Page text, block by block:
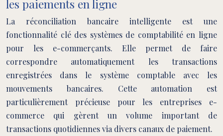
les paiements en ligne
La réconciliation bancaire intelligente est une
fonctionnalité clé des systèmes de comptabilité en ligne
pour les e-commerçants. Elle permet de faire
correspondre automatiquement les transactions
enregistrées dans le système comptable avec les
mouvements bancaires. Cette automation est
particulièrement précieuse pour les entreprises e-
commerce qui gèrent un volume important de
transactions quotidiennes via divers canaux de paiement.